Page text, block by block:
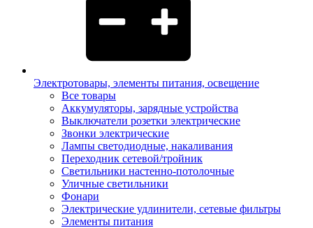
Электротовары, элементы питания, освещение
Все товары
Аккумуляторы, зарядные устройства
Выключатели розетки электрические
Звонки электрические
Лампы светодиодные, накаливания
Переходник сетевой/тройник
Светильники настенно-потолочные
Уличные светильники
Фонари
Электрические удлинители, сетевые фильтры
Элементы питания